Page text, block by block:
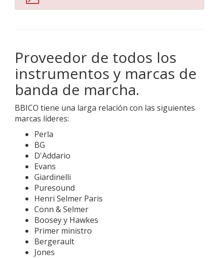
Proveedor de todos los
instrumentos y marcas de
banda de marcha.
BBICO tiene una larga relación con las siguientes
marcas líderes:
Perla
BG
D'Addario
Evans
Giardinelli
Puresound
Henri Selmer Paris
Conn & Selmer
Boosey y Hawkes
Primer ministro
Bergerault
Jones